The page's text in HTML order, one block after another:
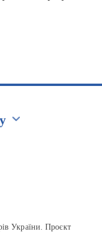
України. Проєкт